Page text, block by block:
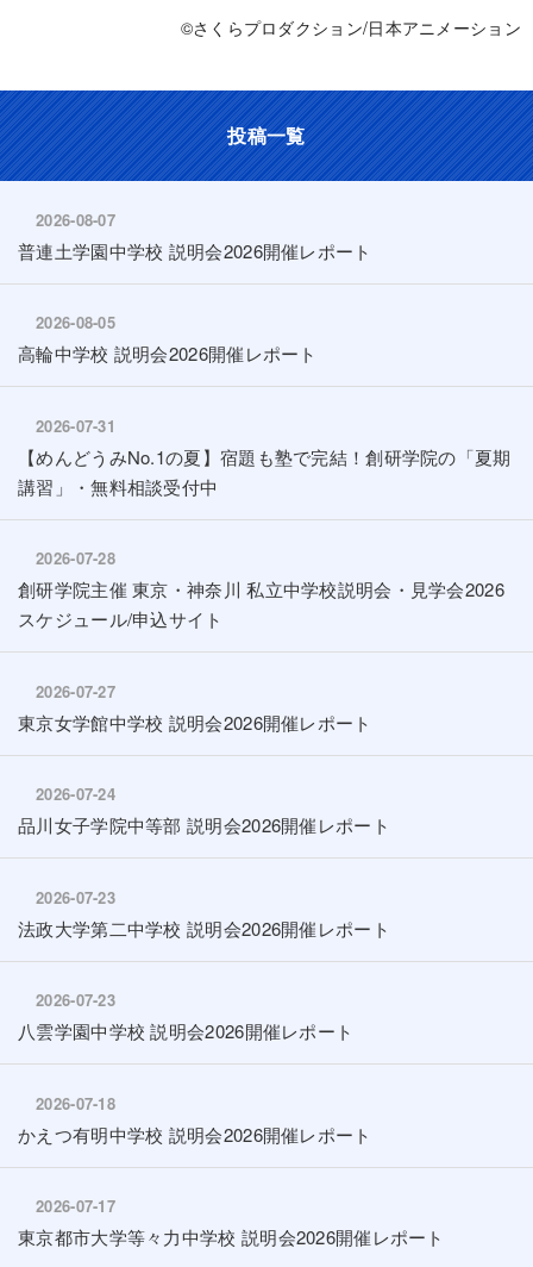
©さくらプロダクション/日本アニメーション
投稿一覧
2026-08-07
普連土学園中学校 説明会2026開催レポート
2026-08-05
高輪中学校 説明会2026開催レポート
2026-07-31
【めんどうみNo.1の夏】宿題も塾で完結！創研学院の「夏期
講習」・無料相談受付中
2026-07-28
創研学院主催 東京・神奈川 私立中学校説明会・見学会2026
スケジュール/申込サイト
2026-07-27
東京女学館中学校 説明会2026開催レポート
2026-07-24
品川女子学院中等部 説明会2026開催レポート
2026-07-23
法政大学第二中学校 説明会2026開催レポート
2026-07-23
八雲学園中学校 説明会2026開催レポート
2026-07-18
かえつ有明中学校 説明会2026開催レポート
2026-07-17
東京都市大学等々力中学校 説明会2026開催レポート